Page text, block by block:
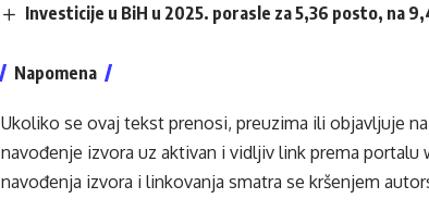
Investicije u BiH u 2025. porasle za 5,36 posto, na
Napomena
Ukoliko se ovaj tekst prenosi, preuzima ili objavljuje
navođenje izvora uz aktivan i vidljiv link prema portalu
navođenja izvora i linkovanja smatra se kršenjem